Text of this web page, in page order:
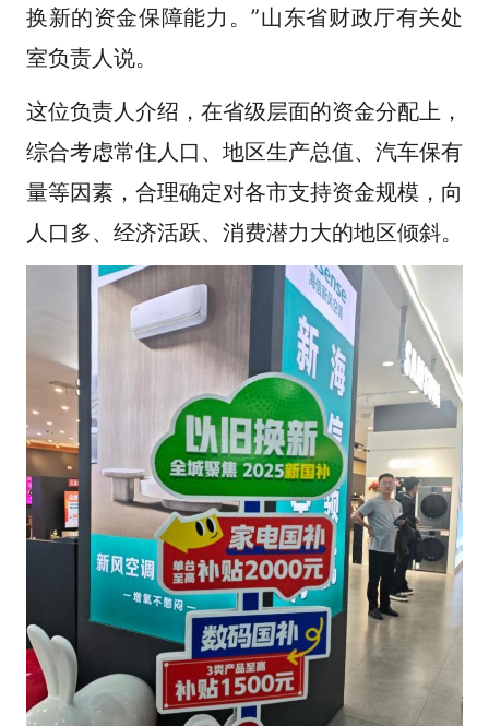
换新的资金保障能力。”山东省财政厅有关处
室负责人说。
这位负责人介绍，在省级层面的资金分配上，
综合考虑常住人口、地区生产总值、汽车保有
量等因素，合理确定对各市支持资金规模，向
人口多、经济活跃、消费潜力大的地区倾斜。